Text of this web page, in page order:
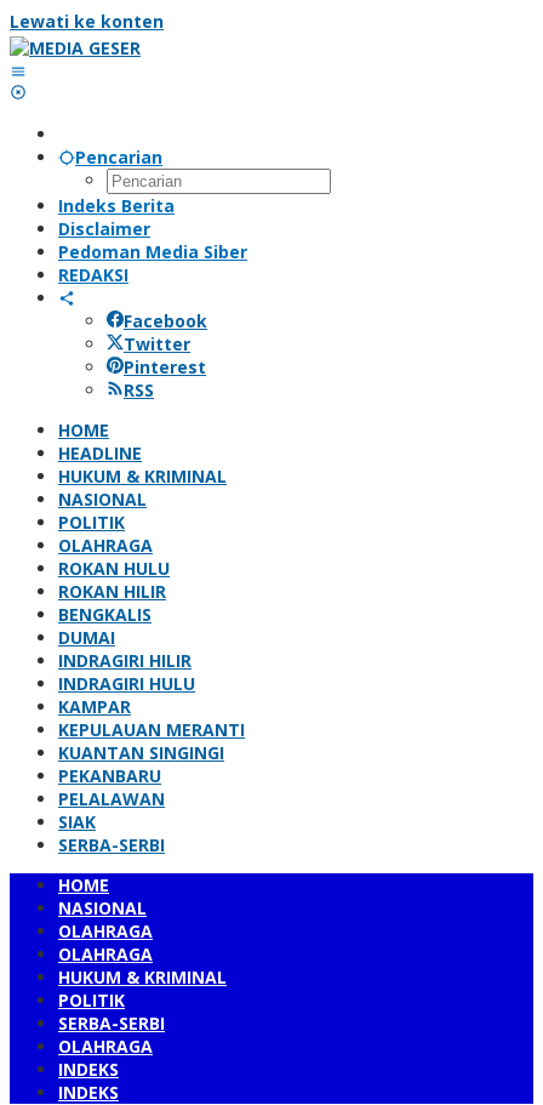
Lewati ke konten
Pencarian
Indeks Berita
Disclaimer
Pedoman Media Siber
REDAKSI
Facebook
Twitter
Pinterest
RSS
HOME
HEADLINE
HUKUM & KRIMINAL
NASIONAL
POLITIK
OLAHRAGA
ROKAN HULU
ROKAN HILIR
BENGKALIS
DUMAI
INDRAGIRI HILIR
INDRAGIRI HULU
KAMPAR
KEPULAUAN MERANTI
KUANTAN SINGINGI
PEKANBARU
PELALAWAN
SIAK
SERBA-SERBI
HOME
NASIONAL
OLAHRAGA
OLAHRAGA
HUKUM & KRIMINAL
POLITIK
SERBA-SERBI
OLAHRAGA
INDEKS
INDEKS